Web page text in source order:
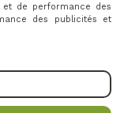
- PULL ANNA
et de performance des
des publicités et